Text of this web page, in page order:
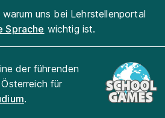
uns bei Lehrstellenportal
Sprache wichtig ist.
der führenden
für
.